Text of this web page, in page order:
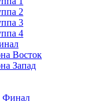
2
3
4
Восток
Запад
Финал